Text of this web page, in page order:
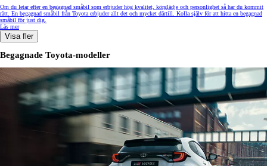
Om du letar efter en begagnad småbil som erbjuder hög kvalitet, körglädje och personlighet så har du kommit
rätt. En begagnad småbil från Toyota erbjuder allt det och mycket därtill. Kolla själv för att hitta en begagnad
småbil för just dig.
Läs mer
Visa fler
Begagnade Toyota-modeller